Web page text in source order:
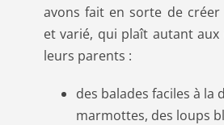
avons fait en sorte de
et varié, qui plaît autant aux
leurs parents :
des balades faciles à la
marmottes, des loups